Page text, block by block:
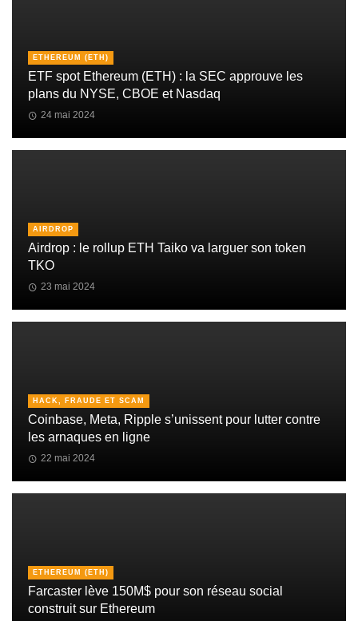
ETHEREUM (ETH)
ETF spot Ethereum (ETH) : la SEC approuve les
plans du NYSE, CBOE et Nasdaq
24 mai 2024
AIRDROP
Airdrop : le rollup ETH Taiko va larguer son token
TKO
23 mai 2024
HACK, FRAUDE ET SCAM
Coinbase, Meta, Ripple s’unissent pour lutter contre
les arnaques en ligne
22 mai 2024
ETHEREUM (ETH)
Farcaster lève 150M$ pour son réseau social
construit sur Ethereum